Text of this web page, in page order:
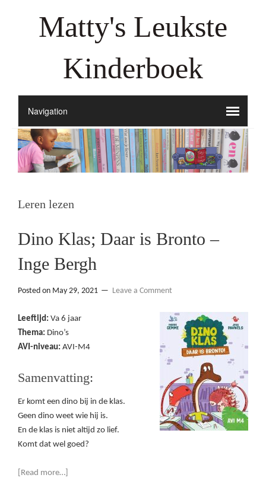
Matty's Leukste
Kinderboek
Leren lezen
Dino Klas; Daar is Bronto –
Inge Bergh
Posted on May 29, 2021 Leave a Comment
Leeftijd: Va 6 jaar
Thema: Dino’s
AVI-niveau: AVI-M4
Samenvatting:
Er komt een dino bij in de klas.
Geen dino weet wie hij is.
En de klas is niet altijd zo lief.
Komt dat wel goed?
[Read more…]